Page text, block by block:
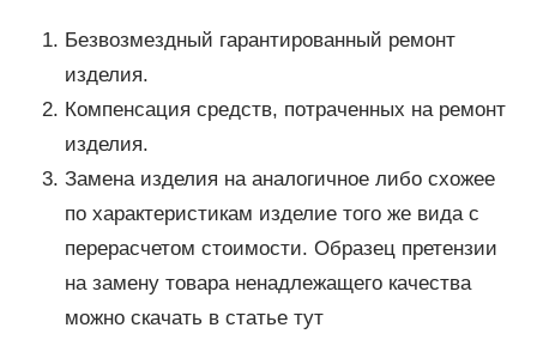
Безвозмездный гарантированный ремонт
изделия.
Компенсация средств, потраченных на ремонт
изделия.
Замена изделия на аналогичное либо схожее
по характеристикам изделие того же вида с
перерасчетом стоимости. Образец претензии
на замену товара ненадлежащего качества
можно скачать в статье тут